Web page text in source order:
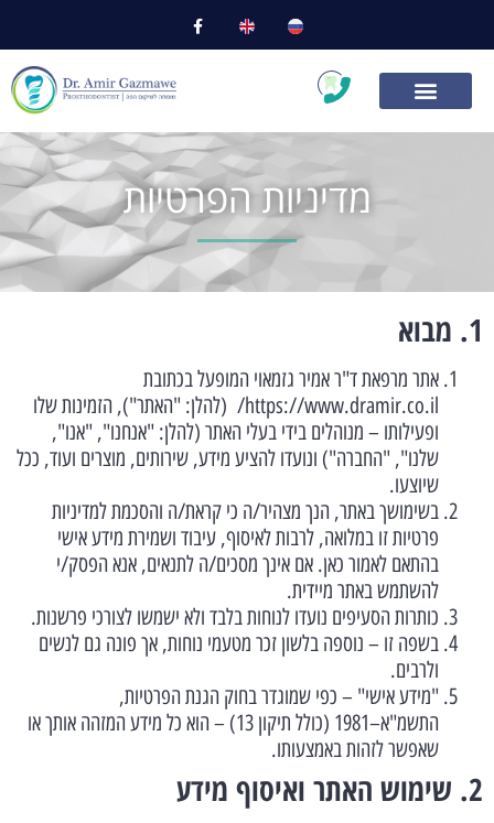
מדיניות הפרטיות
1. מבוא
אתר מרפאת ד"ר אמיר גזמאוי המופעל בכתובת
https://www.dramir.co.il/ (להלן: "האתר"), הזמינות שלו
ופעילותו – מנוהלים בידי בעלי האתר (להלן: "אנחנו", "אנו",
שלנו", "החברה") ונועדו להציע מידע, שירותים, מוצרים ועוד, ככל
שיוצעו.
בשימושך באתר, הנך מצהיר/ה כי קראת/ה והסכמת למדיניות
פרטיות זו במלואה, לרבות לאיסוף, עיבוד ושמירת מידע אישי
בהתאם לאמור כאן. אם אינך מסכים/ה לתנאים, אנא הפסק/י
להשתמש באתר מיידית.
כותרות הסעיפים נועדו לנוחות בלבד ולא ישמשו לצורכי פרשנות.
בשפה זו – נוספה בלשון זכר מטעמי נוחות, אך פונה גם לנשים
ולרבים.
"מידע אישי" – כפי שמוגדר בחוק הגנת הפרטיות,
התשמ"א–1981 (כולל תיקון 13) – הוא כל מידע המזהה אותך או
שאפשר לזהות באמצעותו.
2. שימוש האתר ואיסוף מידע